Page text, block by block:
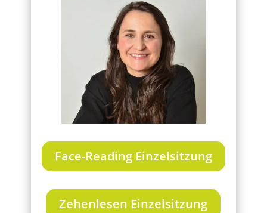
Face-Reading Einzelsitzung
Zehenlesen Einzelsitzung